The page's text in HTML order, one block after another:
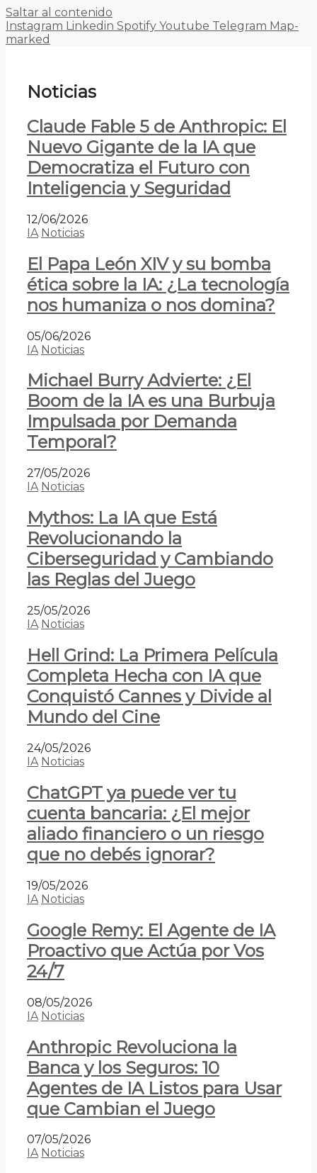
Saltar al contenido
Instagram Linkedin Spotify Youtube Telegram Map-
marked
Noticias
Claude Fable 5 de Anthropic: El
Nuevo Gigante de la IA que
Democratiza el Futuro con
Inteligencia y Seguridad
12/06/2026
IA Noticias
El Papa León XIV y su bomba
ética sobre la IA: ¿La tecnología
nos humaniza o nos domina?
05/06/2026
IA Noticias
Michael Burry Advierte: ¿El
Boom de la IA es una Burbuja
Impulsada por Demanda
Temporal?
27/05/2026
IA Noticias
Mythos: La IA que Está
Revolucionando la
Ciberseguridad y Cambiando
las Reglas del Juego
25/05/2026
IA Noticias
Hell Grind: La Primera Película
Completa Hecha con IA que
Conquistó Cannes y Divide al
Mundo del Cine
24/05/2026
IA Noticias
ChatGPT ya puede ver tu
cuenta bancaria: ¿El mejor
aliado financiero o un riesgo
que no debés ignorar?
19/05/2026
IA Noticias
Google Remy: El Agente de IA
Proactivo que Actúa por Vos
24/7
08/05/2026
IA Noticias
Anthropic Revoluciona la
Banca y los Seguros: 10
Agentes de IA Listos para Usar
que Cambian el Juego
07/05/2026
IA Noticias